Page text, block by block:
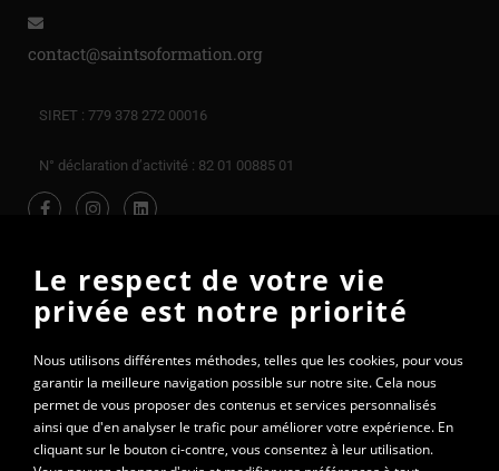
contact@saintsoformation.org
SIRET : 779 378 272 00016
N° déclaration d’activité : 82 01 00885 01
Le respect de votre vie
privée est notre priorité
Nous utilisons différentes méthodes, telles que les cookies, pour vous
garantir la meilleure navigation possible sur notre site. Cela nous
permet de vous proposer des contenus et services personnalisés
ainsi que d'en analyser le trafic pour améliorer votre expérience. En
cliquant sur le bouton ci-contre, vous consentez à leur utilisation.